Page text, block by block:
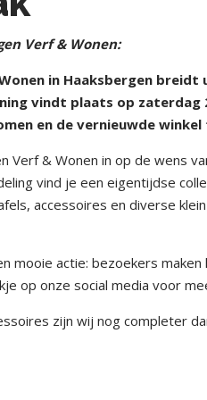
Verf & Wonen:
Wonen in Haaksbergen
vindt plaats op zaterdag
en de vernieuwde
Verf & Wonen in op de wens
vind je een eigentijdse
accessoires en diverse
mooie actie: bezoekers
op onze social media voor
zijn wij nog completer